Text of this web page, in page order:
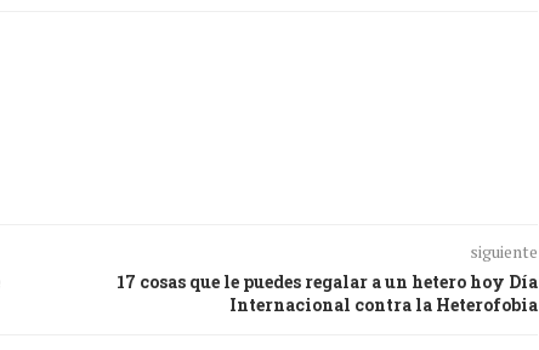
siguiente
17 cosas que le puedes regalar a un hetero hoy Día
Internacional contra la Heterofobia